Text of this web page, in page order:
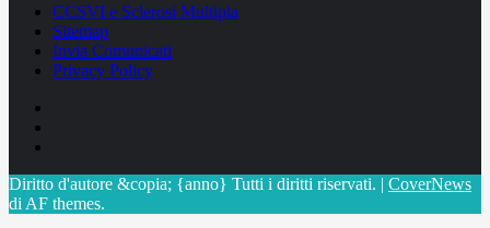
CCSVI e Sclerosi Multipla
Sitemap
Invia Comunicati
Privacy Policy
Diritto d'autore &copia; {anno} Tutti i diritti riservati. | CoverNews
di AF themes.